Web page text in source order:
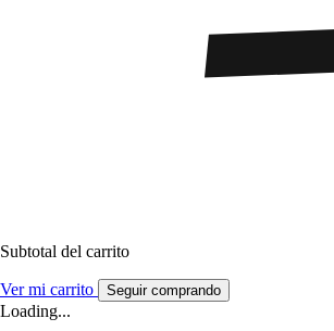
Subtotal del carrito
Ver mi carrito Seguir comprando
Loading...